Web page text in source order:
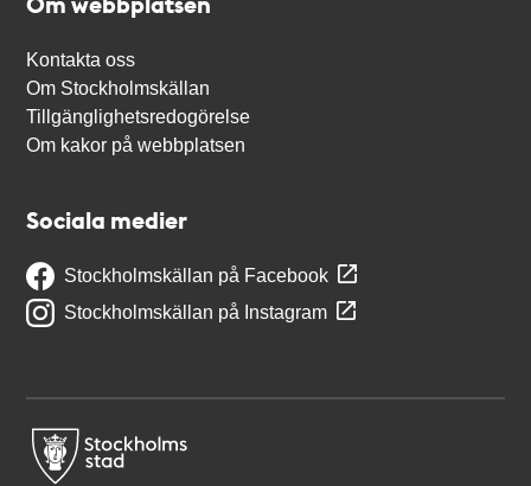
Kontakta oss
Om Stockholmskällan
Tillgänglighetsredogörelse
Om kakor på webbplatsen
Sociala medier
Stockholmskällan på Facebook
Stockholmskällan på Instagram